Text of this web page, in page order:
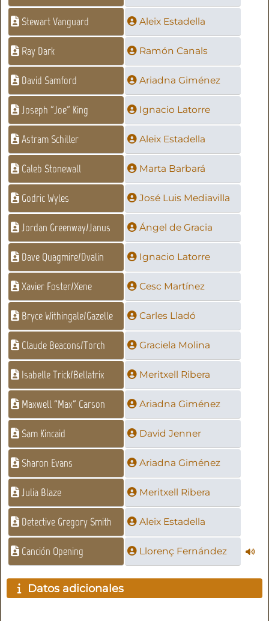
Stewart Vanguard Aleix Estadella
Ray Dark Ramón Canals
David Samford Ariadna Giménez
Joseph "Joe" King Ignacio Latorre
Astram Schiller Aleix Estadella
Caleb Stonewall Marta Barbará
Godric Wyles José Luis Mediavilla
Jordan Greenway/Janus Ángel de Gracia
Dave Quagmire/Dvalin Ignacio Latorre
Xavier Foster/Xene Cesc Martínez
Bryce Withingale/Gazelle Carles Lladó
Claude Beacons/Torch Graciela Molina
Isabelle Trick/Bellatrix Meritxell Ribera
Maxwell "Max" Carson Ariadna Giménez
Sam Kincaid David Jenner
Sharon Evans Ariadna Giménez
Julia Blaze Meritxell Ribera
Detective Gregory Smith Aleix Estadella
Canción Opening Llorenç Fernández
Datos adicionales